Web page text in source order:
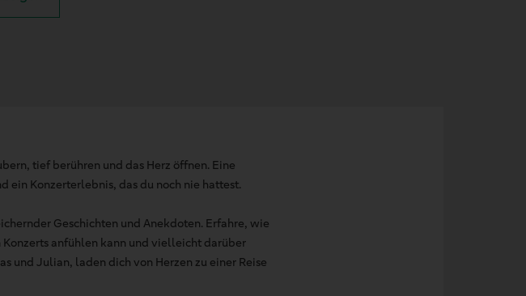
tief berühren und das Herz öffnen. Eine
ein Konzerterlebnis, das du noch nie hattest.
Geschichten und Anekdoten. Erfahre, wie
anfühlen kann und vielleicht darüber
und Julian, laden dich von Herzen zu einer Reise